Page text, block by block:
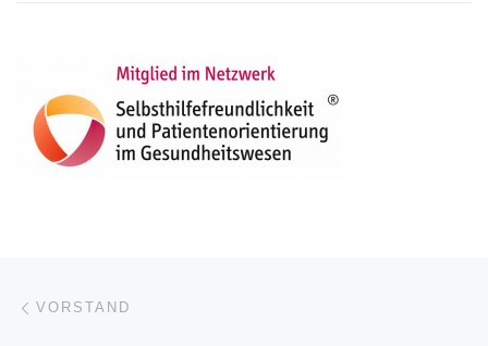
Beitragsnavigation
VORSTAND